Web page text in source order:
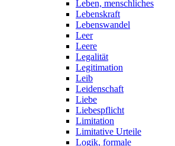
Leben, menschliches
Lebenskraft
Lebenswandel
Leer
Leere
Legalität
Legitimation
Leib
Leidenschaft
Liebe
Liebespflicht
Limitation
Limitative Urteile
Logik, formale